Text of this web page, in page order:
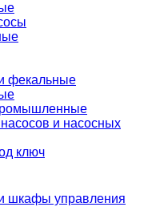
фекальные
и насосных
ключ
шкафы управления